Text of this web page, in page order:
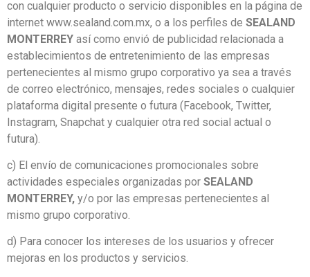
con cualquier producto o servicio disponibles en la página de
internet www.sealand.com.mx, o a los perfiles de SEALAND
MONTERREY así como envió de publicidad relacionada a
establecimientos de entretenimiento de las empresas
pertenecientes al mismo grupo corporativo ya sea a través
de correo electrónico, mensajes, redes sociales o cualquier
plataforma digital presente o futura (Facebook, Twitter,
Instagram, Snapchat y cualquier otra red social actual o
futura).
c) El envío de comunicaciones promocionales sobre
actividades especiales organizadas por SEALAND
MONTERREY, y/o por las empresas pertenecientes al
mismo grupo corporativo.
d) Para conocer los intereses de los usuarios y ofrecer
mejoras en los productos y servicios.